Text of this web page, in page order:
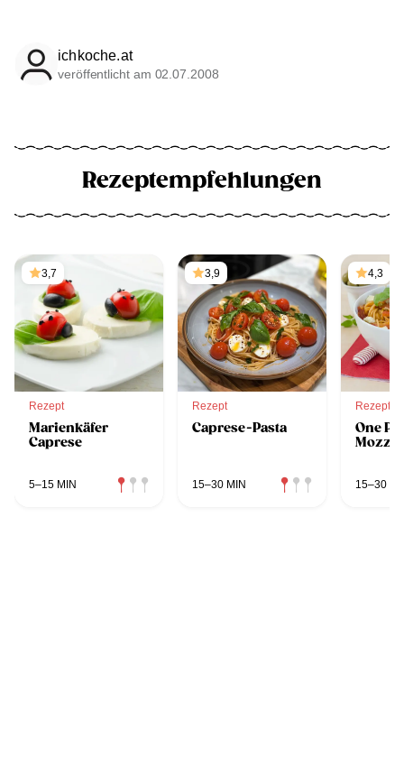
ichkoche.at
veröffentlicht am 02.07.2008
Rezeptempfehlungen
3,7
Rezept
Marienkäfer
Caprese
5–15 MIN
3,9
Rezept
Caprese-Pasta
15–30 MIN
4,3
Rezept
One
15–30